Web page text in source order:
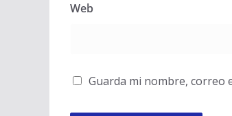
Web
Guarda mi nombre, correo